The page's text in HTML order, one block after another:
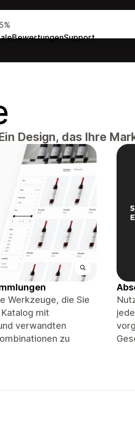
BewertungenSupport
Design, das Ihre
Werkzeuge, die Sie
mit
verwandten
zu